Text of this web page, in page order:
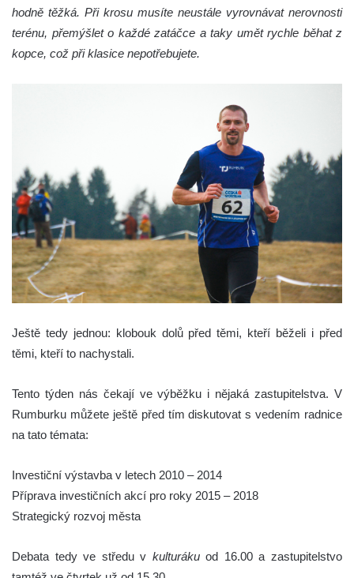
hodně těžká. Při krosu musíte neustále vyrovnávat nerovnosti
terénu, přemýšlet o každé zatáčce a taky umět rychle běhat z
kopce, což při klasice nepotřebujete.
Ještě tedy jednou: klobouk dolů před těmi, kteří běželi i před
těmi, kteří to nachystali.
Tento týden nás čekají ve výběžku i nějaká zastupitelstva. V
Rumburku můžete ještě před tím diskutovat s vedením radnice
na tato témata:
Investiční výstavba v letech 2010 – 2014
Příprava investičních akcí pro roky 2015 – 2018
Strategický rozvoj města
Debata tedy ve středu v kulturákuod 16.00 a zastupitelstvo